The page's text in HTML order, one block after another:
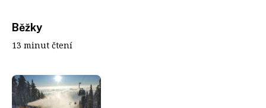
Běžky
13 minut čtení